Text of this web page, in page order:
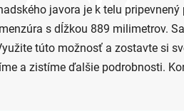
javora je k telu
s dĺžkou 889 milimetrov.
túto možnosť a zostavte si
a zistíme ďalšie podrobnosti.